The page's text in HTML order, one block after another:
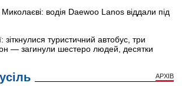
водія Daewoo Lanos віддали під
зіткнулися туристичний автобус, три
— загинули шестеро людей, десятки
АРХІВ